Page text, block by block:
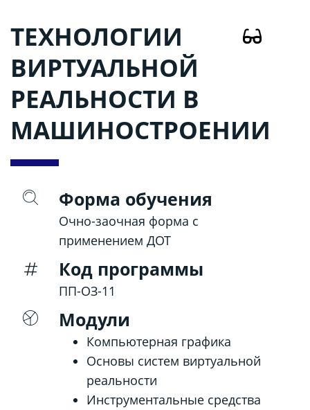
ТЕХНОЛОГИИ
ВИРТУАЛЬНОЙ
РЕАЛЬНОСТИ В
МАШИНОСТРОЕНИИ
Форма обучения
Очно-заочная форма с
применением ДОТ
Код программы
ПП-ОЗ-11
Модули
Компьютерная графика
Основы систем виртуальной
реальности
Инструментальные средства